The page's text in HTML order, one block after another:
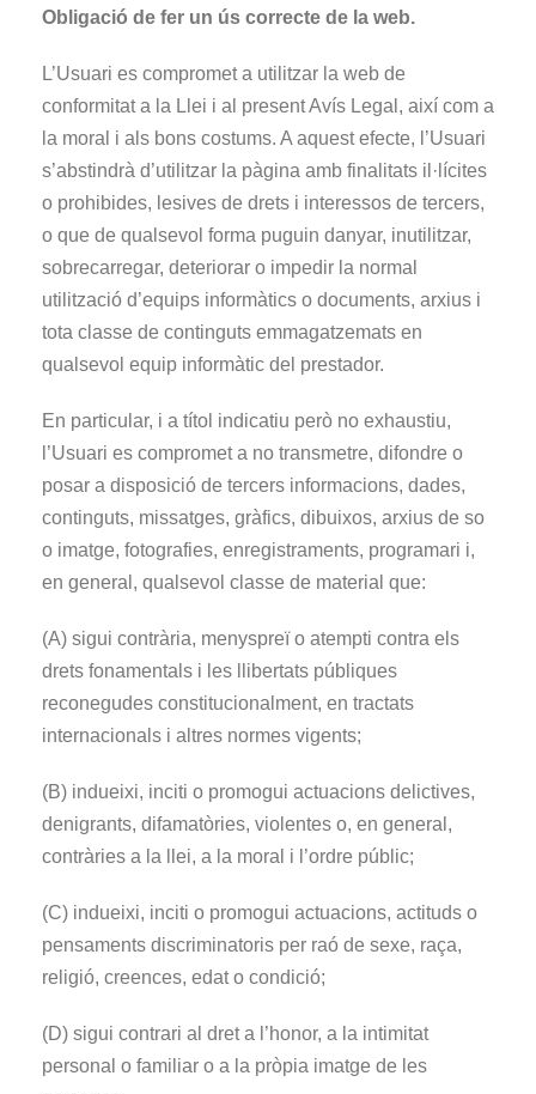
Obligació de fer un ús correcte de la web.
L’Usuari es compromet a utilitzar la web de
conformitat a la Llei i al present Avís Legal, així com a
la moral i als bons costums. A aquest efecte, l’Usuari
s’abstindrà d’utilitzar la pàgina amb finalitats il·lícites
o prohibides, lesives de drets i interessos de tercers,
o que de qualsevol forma puguin danyar, inutilitzar,
sobrecarregar, deteriorar o impedir la normal
utilització d’equips informàtics o documents, arxius i
tota classe de continguts emmagatzemats en
qualsevol equip informàtic del prestador.
En particular, i a títol indicatiu però no exhaustiu,
l’Usuari es compromet a no transmetre, difondre o
posar a disposició de tercers informacions, dades,
continguts, missatges, gràfics, dibuixos, arxius de so
o imatge, fotografies, enregistraments, programari i,
en general, qualsevol classe de material que:
(A) sigui contrària, menyspreï o atempti contra els
drets fonamentals i les llibertats públiques
reconegudes constitucionalment, en tractats
internacionals i altres normes vigents;
(B) indueixi, inciti o promogui actuacions delictives,
denigrants, difamatòries, violentes o, en general,
contràries a la llei, a la moral i l’ordre públic;
(C) indueixi, inciti o promogui actuacions, actituds o
pensaments discriminatoris per raó de sexe, raça,
religió, creences, edat o condició;
(D) sigui contrari al dret a l’honor, a la intimitat
personal o familiar o a la pròpia imatge de les